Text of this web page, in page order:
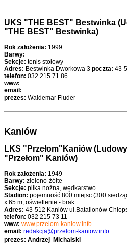
UKS "THE BEST" Bestwinka
"THE BEST" Bestwinka)
Rok założenia: 1999
Barwy:
Sekcje: tenis stołowy
Adres: Bestwinka Dworkowa 3 poczta: 43-
telefon: 032 215 71 86
www:
email:
prezes: Waldemar Fluder
Kaniów
LKS "Przełom"Kaniów
"Przełom" Kaniów)
Rok założenia: 1949
Barwy: zielono-żółte
Sekcje: piłka nożna, wędkarstwo
Stadion: pojemność 800 miejsc (300
x 65 m, oświetlenie - brak
Adres: 43-512 Kaniów ul.Batalionów
telefon: 032 215 73 11
www: www.przelom-kaniow.info
email: redakcja@przelom-kaniow.info
prezes: Andrzej Michalski